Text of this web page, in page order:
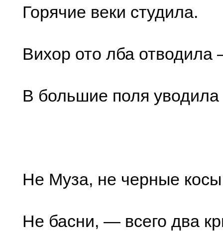
Горячие веки студила.
Вихор ото лба
В большие поля
Не Муза, не черные
Не басни, — всего два